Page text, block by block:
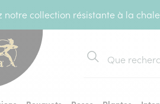
notre collection résistante à la
Rechercher